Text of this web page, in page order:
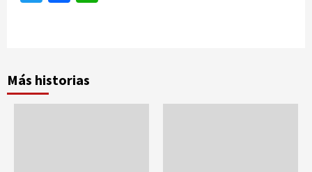
Más historias